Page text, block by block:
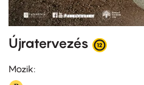
Újratervezés
Mozik: